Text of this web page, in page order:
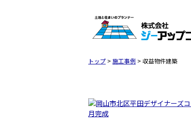
トップ > 施工事例 > 収益物件建築